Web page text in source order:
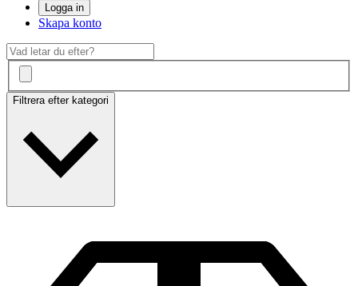
Logga in
Skapa konto
Filtrera efter kategori